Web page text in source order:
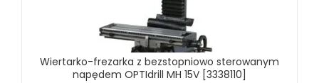
Wiertarko-frezarka z bezstopniowo sterowanym
napędem OPTIdrill MH 15V [3338110]